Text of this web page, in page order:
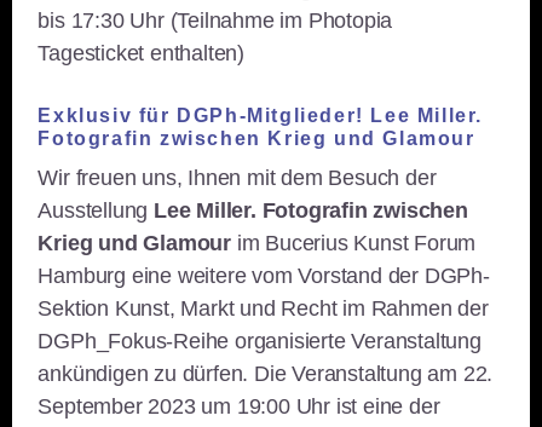
bis 17:30 Uhr (Teilnahme im Photopia
Tagesticket enthalten)
Exklusiv für DGPh-Mitglieder! Lee Miller.
Fotografin zwischen Krieg und Glamour
Wir freuen uns, Ihnen mit dem Besuch der
Ausstellung Lee Miller. Fotografin zwischen
Krieg und Glamour im Bucerius Kunst Forum
Hamburg eine weitere vom Vorstand der DGPh-
Sektion Kunst, Markt und Recht im Rahmen der
DGPh_Fokus-Reihe organisierte Veranstaltung
ankündigen zu dürfen. Die Veranstaltung am 22.
September 2023 um 19:00 Uhr ist eine der